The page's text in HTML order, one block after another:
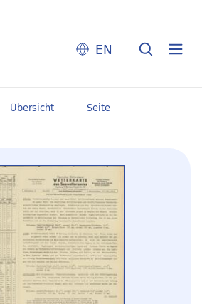
EN
Übersicht Seite